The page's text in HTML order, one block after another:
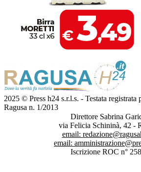
2025 © Press h24 s.r.l.s. - Testata registrata
Ragusa n. 1/2013
Direttore Sabrina
via Felicia Schininà, 42 -
email:
email:
Iscrizione ROC n°